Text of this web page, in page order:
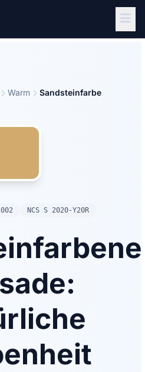
Warm Sandsteinfarbe
NCS S 2020-Y20R